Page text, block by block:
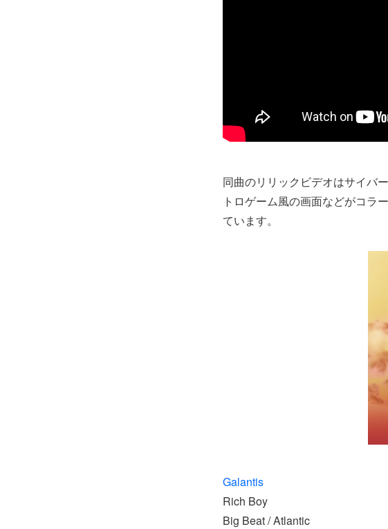
同曲のリリックビデオはサイバ
トロゲーム風の画面などがコラ
ています。
Galantis
Rich Boy
Big Beat / Atlantic